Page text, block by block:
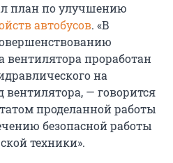
план по улучшению
автобусов. «В
вентилятора проработан
на
— говорится
проделанной работы
безопасной работы
техники».